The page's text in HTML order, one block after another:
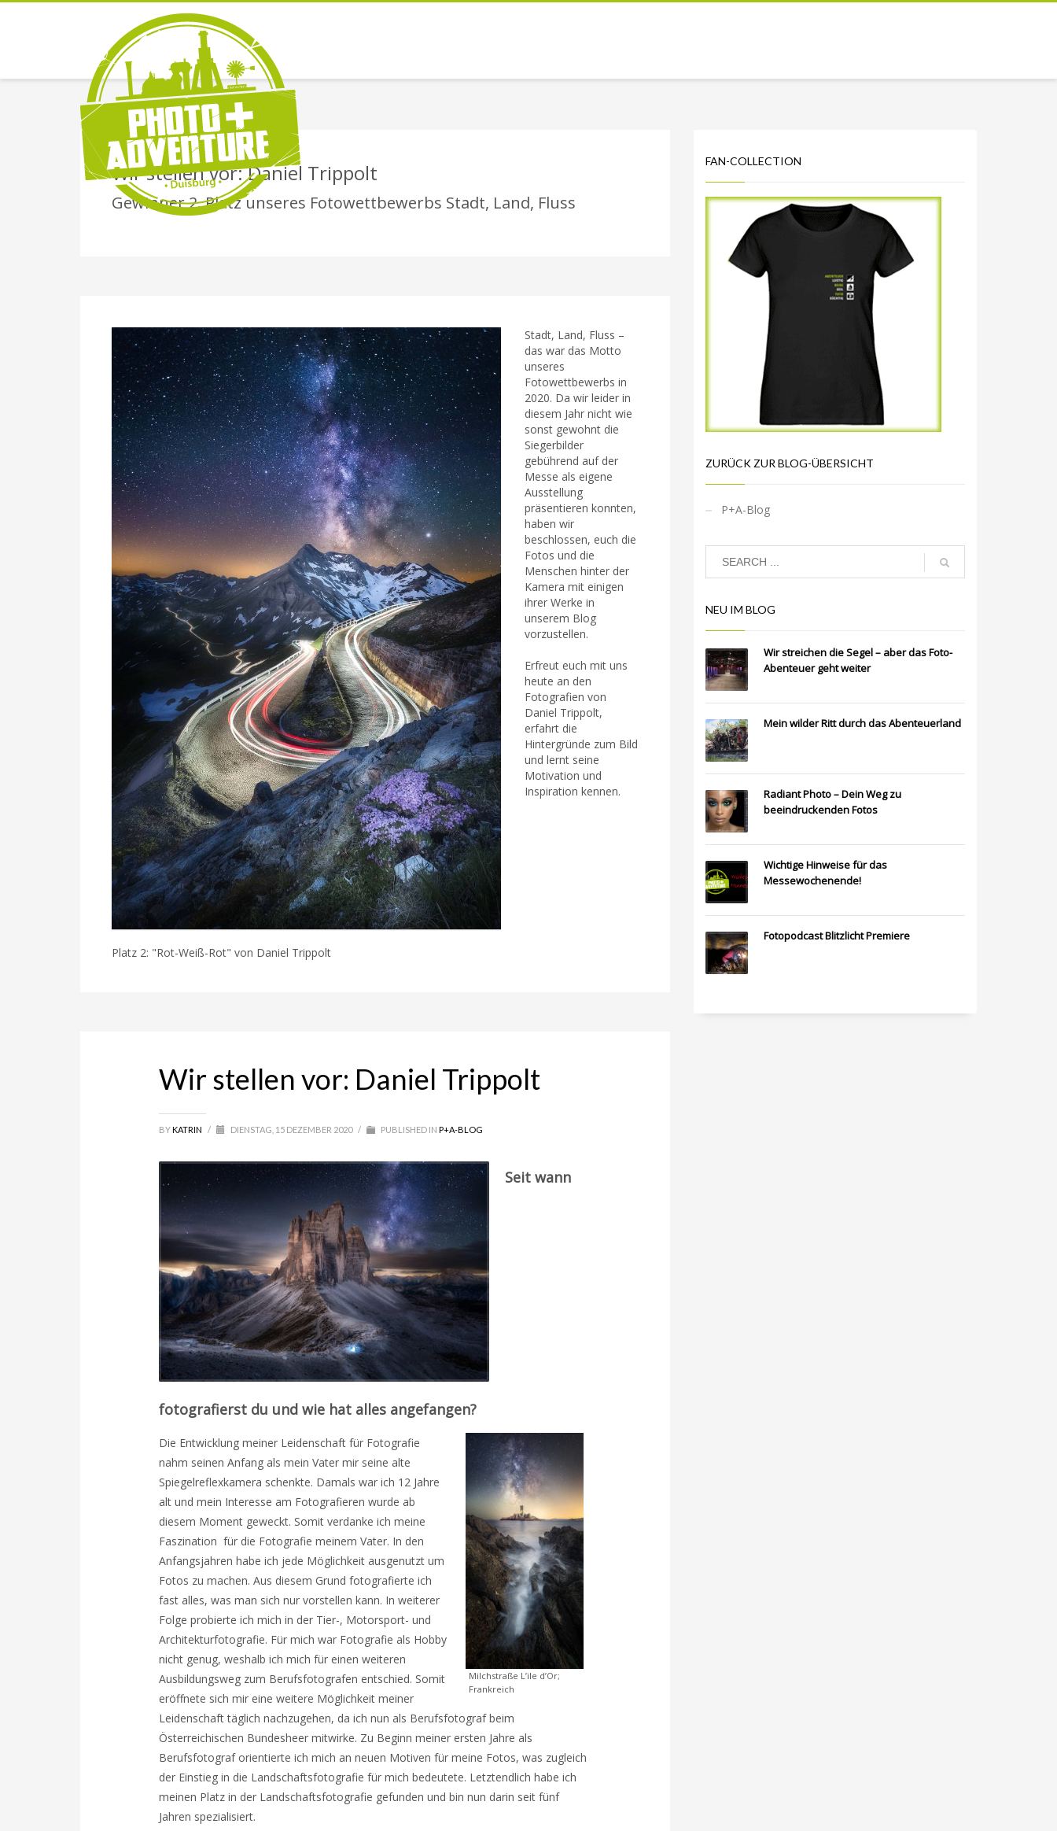
Wir stellen vor: Daniel Trippolt
Gewinner 2. Platz unseres Fotowettbewerbs Stadt, Land, Fluss
Platz 2: "Rot-Weiß-Rot" von Daniel Trippolt
Stadt, Land, Fluss –
das war das Motto
unseres
Fotowettbewerbs in
2020. Da wir leider in
diesem Jahr nicht wie
sonst gewohnt die
Siegerbilder
gebührend auf der
Messe als eigene
Ausstellung
präsentieren konnten,
haben wir
beschlossen, euch die
Fotos und die
Menschen hinter der
Kamera mit einigen
ihrer Werke in
unserem Blog
vorzustellen.
Erfreut euch mit uns
heute an den
Fotografien von
Daniel Trippolt,
erfahrt die
Hintergründe zum Bild
und lernt seine
Motivation und
Inspiration kennen.
Wir stellen vor: Daniel Trippolt
BYKATRIN / DIENSTAG, 15 DEZEMBER 2020 / PUBLISHED IN P+A-BLOG
Seit wann
fotografierst du und wie hat alles angefangen?
Milchstraße L’ile d’Or;
Frankreich
Die Entwicklung meiner Leidenschaft für Fotografie
nahm seinen Anfang als mein Vater mir seine alte
Spiegelreflexkamera schenkte. Damals war ich 12 Jahre
alt und mein Interesse am Fotografieren wurde ab
diesem Moment geweckt. Somit verdanke ich meine
Faszination für die Fotografie meinem Vater. In den
Anfangsjahren habe ich jede Möglichkeit ausgenutzt um
Fotos zu machen. Aus diesem Grund fotografierte ich
fast alles, was man sich nur vorstellen kann. In weiterer
Folge probierte ich mich in der Tier-, Motorsport- und
Architekturfotografie. Für mich war Fotografie als Hobby
nicht genug, weshalb ich mich für einen weiteren
Ausbildungsweg zum Berufsfotografen entschied. Somit
eröffnete sich mir eine weitere Möglichkeit meiner
Leidenschaft täglich nachzugehen, da ich nun als Berufsfotograf beim
Österreichischen Bundesheer mitwirke. Zu Beginn meiner ersten Jahre als
Berufsfotograf orientierte ich mich an neuen Motiven für meine Fotos, was zugleich
der Einstieg in die Landschaftsfotografie für mich bedeutete. Letztendlich habe ich
meinen Platz in der Landschaftsfotografie gefunden und bin nun darin seit fünf
Jahren spezialisiert.
FAN-COLLECTION
ZURÜCK ZUR BLOG-ÜBERSICHT
P+A-Blog
NEU IM BLOG
Wir streichen die Segel – aber das Foto-
Abenteuer geht weiter
Mein wilder Ritt durch das Abenteuerland
Radiant Photo – Dein Weg zu
beeindruckenden Fotos
Wichtige Hinweise für das
Messewochenende!
Fotopodcast Blitzlicht Premiere